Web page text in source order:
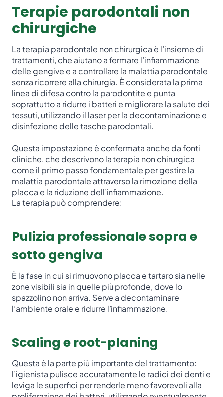
Terapie parodontali non
chirurgiche
La terapia parodontale non chirurgica è l’insieme di
trattamenti, che aiutano a fermare l’infiammazione
delle gengive e a controllare la malattia parodontale
senza ricorrere alla chirurgia. È considerata la prima
linea di difesa contro la parodontite e punta
soprattutto a ridurre i batteri e migliorare la salute dei
tessuti, utilizzando il laser per la decontaminazione e
disinfezione delle tasche parodontali.
Questa impostazione è confermata anche da fonti
cliniche, che descrivono la terapia non chirurgica
come il primo passo fondamentale per gestire la
malattia parodontale attraverso la rimozione della
placca e la riduzione dell’infiammazione.
La terapia può comprendere:
Pulizia professionale sopra e
sotto gengiva
È la fase in cui si rimuovono placca e tartaro sia nelle
zone visibili sia in quelle più profonde, dove lo
spazzolino non arriva. Serve a decontaminare
l’ambiente orale e ridurre l’infiammazione.
Scaling e root-planing
Questa è la parte più importante del trattamento:
l’igienista pulisce accuratamente le radici dei denti e
leviga le superfici per renderle meno favorevoli alla